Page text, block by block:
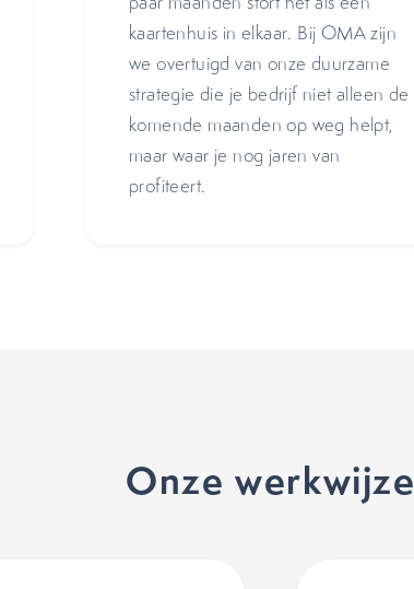
kaartenhuis in elkaar. Bij OMA zijn
we overtuigd van onze duurzame
strategie die je bedrijf niet alleen de
komende maanden op weg helpt,
maar waar je nog jaren van
profiteert.
Onze werkwijze